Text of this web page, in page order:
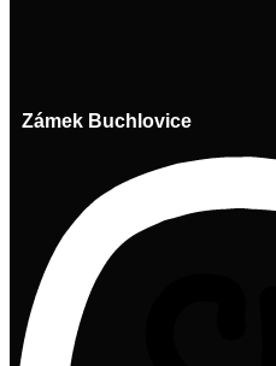
Zámek Buchlovice